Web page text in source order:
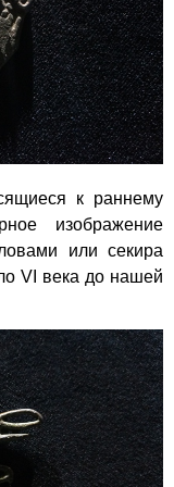
к раннему
изображение
или секира
VI века до нашей